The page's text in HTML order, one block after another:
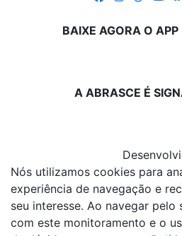
BAIXE AGORA O
A ABRASCE É
Nós utilizamos cookies para
experiência de navegação e
seu interesse. Ao navegar
com este monitoramento e o